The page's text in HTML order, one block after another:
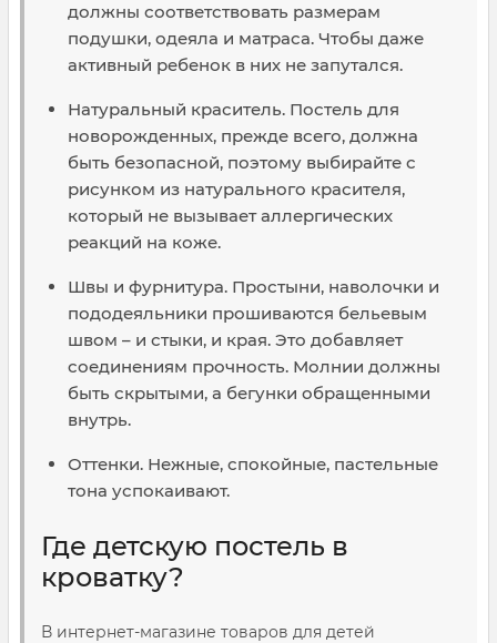
должны соответствовать размерам
подушки, одеяла и матраса. Чтобы даже
активный ребенок в них не запутался.
Натуральный краситель. Постель для
новорожденных, прежде всего, должна
быть безопасной, поэтому выбирайте с
рисунком из натурального красителя,
который не вызывает аллергических
реакций на коже.
Швы и фурнитура. Простыни, наволочки и
пододеяльники прошиваются бельевым
швом – и стыки, и края. Это добавляет
соединениям прочность. Молнии должны
быть скрытыми, а бегунки обращенными
внутрь.
Оттенки. Нежные, спокойные, пастельные
тона успокаивают.
Где детскую постель в
кроватку?
В интернет-магазине товаров для детей